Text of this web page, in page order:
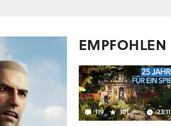
EMPFOHLEN
119 101 23:11